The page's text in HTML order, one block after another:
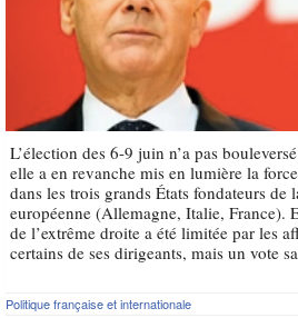
L’élection des 6-9 juin n’a pas
elle a en revanche mis en lumière la
dans les trois grands États fondateurs de
européenne (Allemagne, Italie, France).
de l’extrême droite a été limitée par les
certains de ses dirigeants, mais un vote
Politique française et internationale